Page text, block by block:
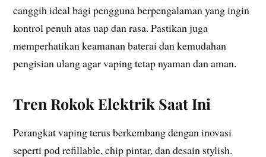
canggih ideal bagi pengguna berpengalaman yang ingin
kontrol penuh atas uap dan rasa. Pastikan juga
memperhatikan keamanan baterai dan kemudahan
pengisian ulang agar vaping tetap nyaman dan aman.
Tren Rokok Elektrik Saat Ini
Perangkat vaping terus berkembang dengan inovasi
seperti pod refillable, chip pintar, dan desain stylish.